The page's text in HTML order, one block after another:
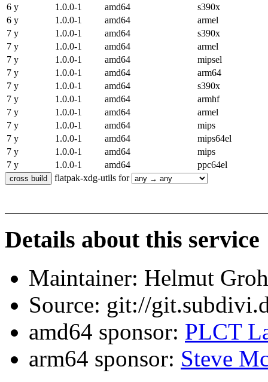
6 y
1.0.0-1 amd64
s390x
6 y
1.0.0-1 amd64
armel
7 y
1.0.0-1 amd64
s390x
7 y
1.0.0-1 amd64
armel
7 y
1.0.0-1 amd64
mipsel
7 y
1.0.0-1 amd64
arm64
7 y
1.0.0-1 amd64
s390x
7 y
1.0.0-1 amd64
armhf
7 y
1.0.0-1 amd64
armel
7 y
1.0.0-1 amd64
mips
7 y
1.0.0-1 amd64
mips64el
7 y
1.0.0-1 amd64
mips
7 y
1.0.0-1 amd64
ppc64el
flatpak-xdg-utils for
Details about this service
Maintainer: Helmut
Source: git://
amd64 sponsor: PLCT
arm64 sponsor: Steve